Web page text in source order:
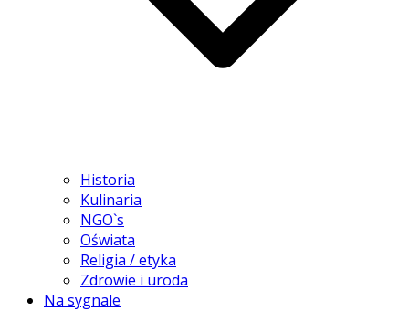
Historia
Kulinaria
NGO`s
Oświata
Religia / etyka
Zdrowie i uroda
Na sygnale